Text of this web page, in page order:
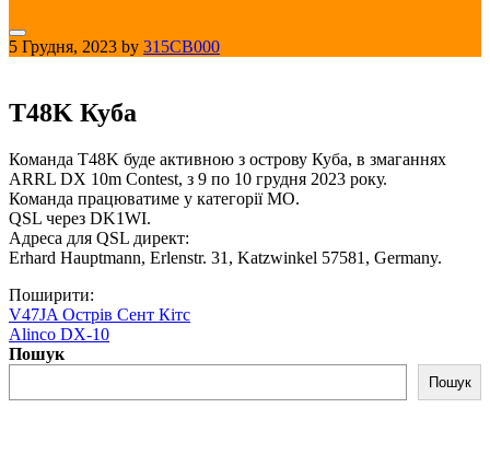
5 Грудня, 2023 by 315CB000
T48K Куба
Команда T48K буде активною з острову Куба, в змаганнях
ARRL DX 10m Contest, з 9 по 10 грудня 2023 року.
Команда працюватиме у категорії MO.
QSL через DK1WI.
Адреса для QSL директ:
Erhard Hauptmann, Erlenstr. 31, Katzwinkel 57581, Germany.
Поширити:
V47JA Острів Сент Кітс
Alinco DX-10
Пошук
Пошук